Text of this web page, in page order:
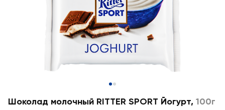
Шоколад молочный RITTER SPORT Йогурт, 100г